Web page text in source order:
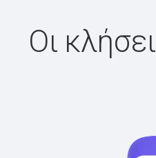
Οι